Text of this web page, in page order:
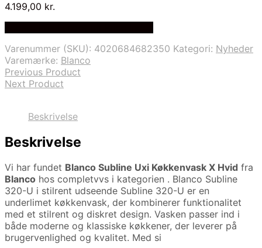
4.199,00 kr.
Varenummer (SKU): 4020684682350 Kategori: Nyheder
Varemærke: Blanco
Previous Product
Next Product
Beskrivelse
Beskrivelse
Vi har fundet Blanco Subline Uxi Køkkenvask X Hvid fra
Blanco hos completvvs i kategorien . Blanco Subline
320-U i stilrent udseende Subline 320-U er en
underlimet køkkenvask, der kombinerer funktionalitet
med et stilrent og diskret design. Vasken passer ind i
både moderne og klassiske køkkener, der leverer på
brugervenlighed og kvalitet. Med si